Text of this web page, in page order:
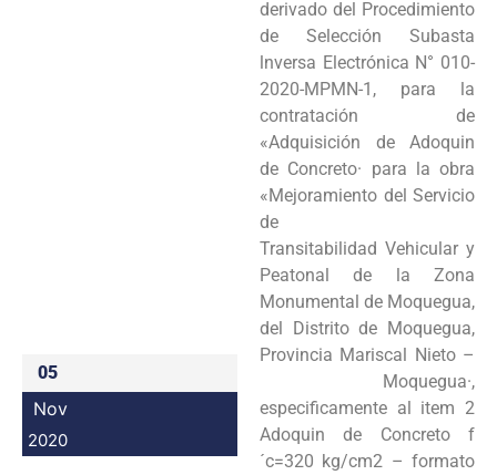
05
Nov
2020
derivado del Procedimiento
de Selección Subasta
lnversa Electrónica N° 010-
2020-MPMN-1, para la
contratación de
«Adquisición de Adoquin
de Concreto· para la obra
«Mejoramiento del Servicio
de
Transitabilidad Vehicular y
Peatonal de la Zona
Monumental de Moquegua,
del Distrito de Moquegua,
Provincia Mariscal Nieto –
Moquegua·,
especificamente al item 2
Adoquin de Concreto f
´c=320 kg/cm2 – formato